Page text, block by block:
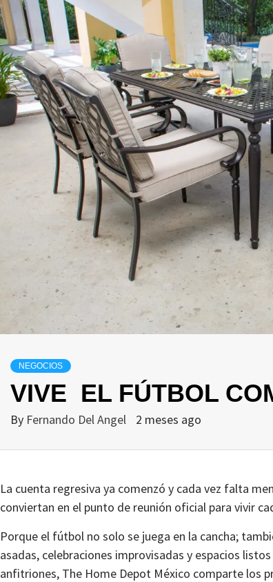
NEGOCIOS
VIVE EL FÚTBOL
By Fernando Del Angel 2 meses ago
La cuenta regresiva ya comenzó y cada vez falta
conviertan en el punto de reunión oficial para vivir
Porque el fútbol no solo se juega en la cancha;
asadas, celebraciones improvisadas y espacios
anfitriones, The Home Depot México comparte los